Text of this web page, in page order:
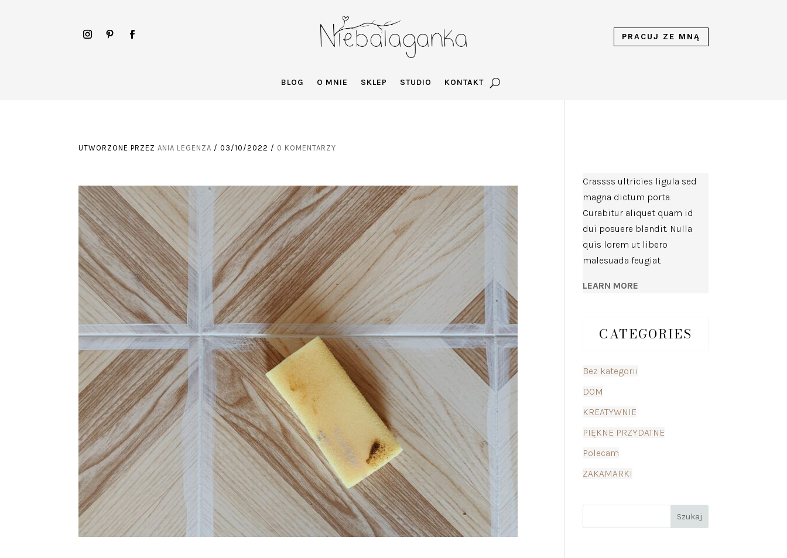
PRACUJ ZE MNĄ
BLOG O MNIE SKLEP STUDIO KONTAKT
UTWORZONE PRZEZANIA LEGENZA /03/10/2022 / 0 KOMENTARZY
Crassss ultricies ligula sed
magna dictum porta.
Curabitur aliquet quam id
dui posuere blandit. Nulla
quis lorem ut libero
malesuada feugiat.
LEARN MORE
CATEGORIES
Bez kategorii
DOM
KREATYWNIE
PIĘKNE PRZYDATNE
Polecam
ZAKAMARKI